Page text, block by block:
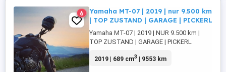
6
Yamaha MT-07 | 2019 | nur 9.500 km
| TOP ZUSTAND | GARAGE | PICKERL
Yamaha MT-07 | 2019 | NUR 9.500 km |
TOP ZUSTAND | GARAGE | PICKERL
außergewöhnlich gepflegtem Zustand.
2019 | 689 cm3 | 9553 km